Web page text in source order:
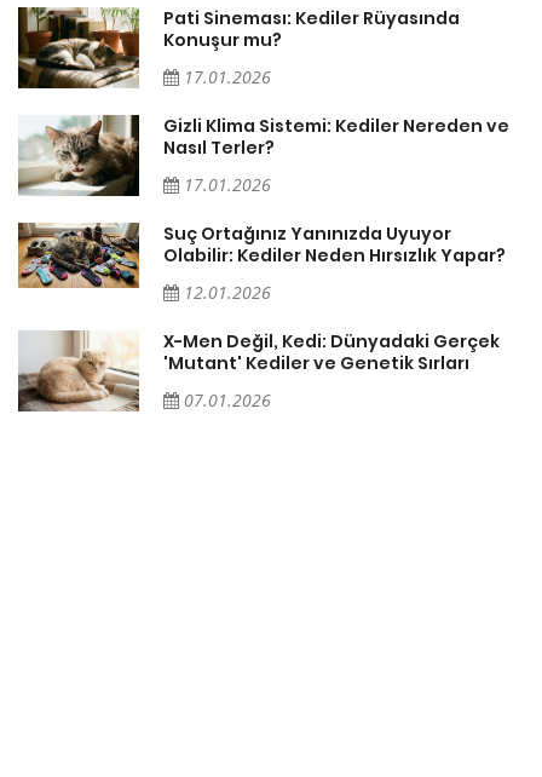
Pati Sineması: Kediler Rüyasında
Konuşur mu?
17.01.2026
Gizli Klima Sistemi: Kediler Nereden ve
Nasıl Terler?
17.01.2026
Suç Ortağınız Yanınızda Uyuyor
Olabilir: Kediler Neden Hırsızlık Yapar?
12.01.2026
X-Men Değil, Kedi: Dünyadaki Gerçek
'Mutant' Kediler ve Genetik Sırları
07.01.2026